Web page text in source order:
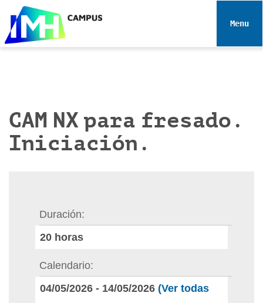
e
Toggle
CAM NX para fresado.
Iniciación.
Duración
20 horas
Calendario
04/05/2026 - 14/05/2026 (Ver todas